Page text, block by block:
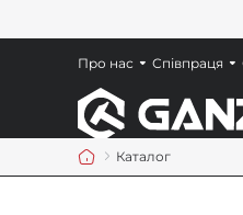
Про нас Співпраця
Каталог